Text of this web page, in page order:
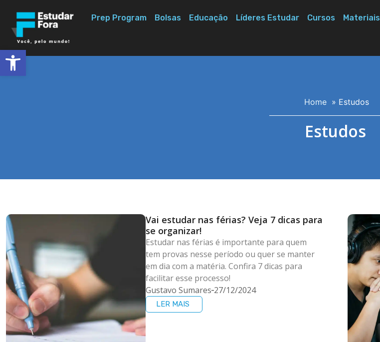
Prep Program Bolsas Educação Líderes Estudar Cursos Materiais
Home » Estudos
Estudos
Vai estudar nas férias? Veja 7 dicas para
se organizar!
Estudar nas férias é importante para quem
tem provas nesse período ou quer se manter
em dia com a matéria. Confira 7 dicas para
facilitar esse processo!
Gustavo Sumares 27/12/2024
LER MAIS
Abrir a barra de ferramentas